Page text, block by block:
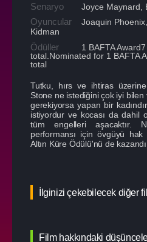
Senaryo Joyce Maynard,
Oyuncular Joaquin Phoenix
Kidman
Ödüller
1 BAFTA
total.Nominated for 1 BAFTA
total
Tutku, hırs ve ihtiras
Stone ne istediğini çok iyi
gerekiyorsa yapan bir
istiyordur ve kocası da dahil
tüm engelleri aşacaktır.
performansı için övgüyü
Altın Küre Ödülü'nü de kazandı.
İlginizi çekebilecek diğer
Film hakkındaki